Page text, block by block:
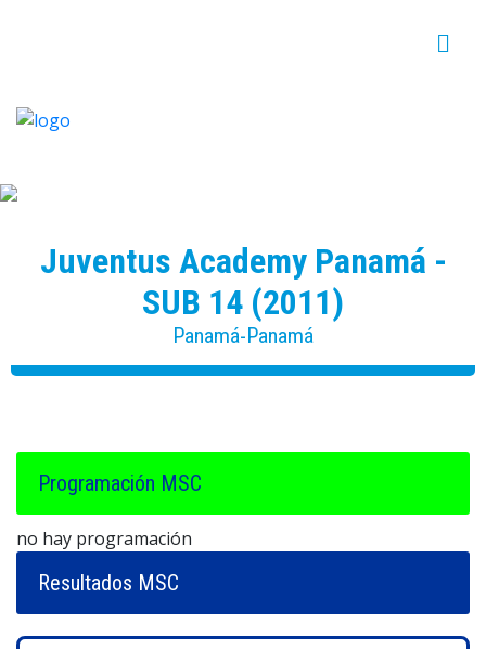
MEDELLIN SOCCER CUP - 15 AÑOS DE ALEGRÍAS
Juventus Academy Panamá -
SUB 14 (2011)
Panamá-Panamá
Programación MSC
no hay programación
Resultados MSC